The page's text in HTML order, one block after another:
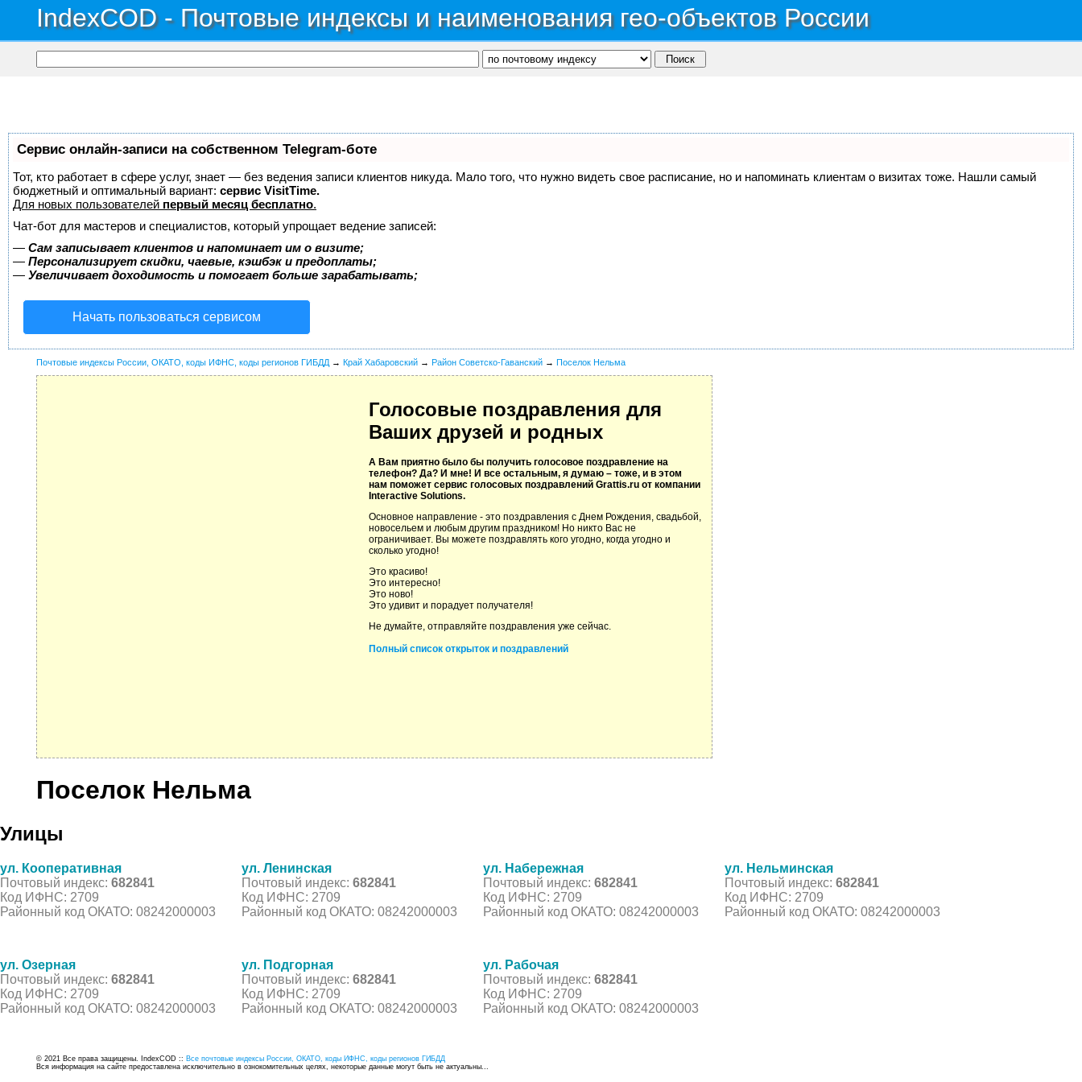
IndexCOD - Почтовые индексы и наименования гео-объектов России
Сервис онлайн-записи на собственном Telegram-боте
Тот, кто работает в сфере услуг, знает — без ведения записи клиентов никуда. Мало того, что нужно видеть свое расписание, но и напоминать клиентам о визитах тоже. Нашли самый
бюджетный и оптимальный вариант: сервис VisitTime.
Для новых пользователей первый месяц бесплатно.
Чат-бот для мастеров и специалистов, который упрощает ведение записей:
— Сам записывает клиентов и напоминает им о визите;
— Персонализирует скидки, чаевые, кэшбэк и предоплаты;
— Увеличивает доходимость и помогает больше зарабатывать;
Начать пользоваться сервисом
Почтовые индексы России, ОКАТО, коды ИФНС, коды регионов ГИБДД → Край Хабаровский → Район Советско-Гаванский → Поселок Нельма
Голосовые поздравления для
Ваших друзей и родных
А Вам приятно было бы получить голосовое поздравление на
телефон? Да? И мне! И все остальным, я думаю – тоже, и в этом
нам поможет сервис голосовых поздравлений Grattis.ru от компании
Interactive Solutions.
Основное направление - это поздравления с Днем Рождения, свадьбой,
новосельем и любым другим праздником! Но никто Вас не
ограничивает. Вы можете поздравлять кого угодно, когда угодно и
сколько угодно!
Это красиво!
Это интересно!
Это ново!
Это удивит и порадует получателя!
Не думайте, отправляйте поздравления уже сейчас.
Полный список открыток и поздравлений
Поселок Нельма
Улицы
ул. Кооперативная
Почтовый индекс: 682841
Код ИФНС: 2709
Районный код ОКАТО: 08242000003
ул. Ленинская
Почтовый индекс: 682841
Код ИФНС: 2709
Районный код ОКАТО: 08242000003
ул. Набережная
Почтовый индекс: 682841
Код ИФНС: 2709
Районный код ОКАТО: 08242000003
ул. Нельминская
Почтовый индекс: 682841
Код ИФНС: 2709
Районный код ОКАТО: 08242000003
ул. Озерная
Почтовый индекс: 682841
Код ИФНС: 2709
Районный код ОКАТО: 08242000003
ул. Подгорная
Почтовый индекс: 682841
Код ИФНС: 2709
Районный код ОКАТО: 08242000003
ул. Рабочая
Почтовый индекс: 682841
Код ИФНС: 2709
Районный код ОКАТО: 08242000003
© 2021 Все права защищены. IndexCOD :: Все почтовые индексы России, ОКАТО, коды ИФНС, коды регионов ГИБДД
Вся информация на сайте предоставлена исключительно в ознокомительных целях, некоторые данные могут быть не актуальны...